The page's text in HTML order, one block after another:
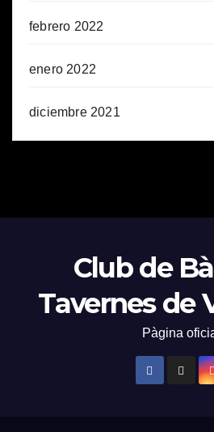
febrero 2022
enero 2022
diciembre 2021
Club de
Tavernes de
Pàgina